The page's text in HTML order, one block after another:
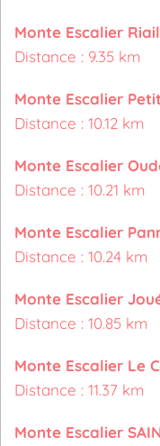
Monte Escalier
Distance : 9.35 km
Monte Escalier
Distance : 10.12 km
Monte Escalier
Distance : 10.21 km
Monte Escalier
Distance : 10.24 km
Monte Escalier
Distance : 10.85 km
Monte Escalier Le
Distance : 11.37 km
Monte Escalier